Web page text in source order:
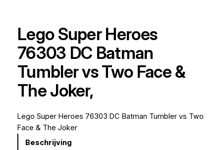
Lego Super Heroes
76303 DC Batman
Tumbler vs Two Face &
The Joker,
Lego Super Heroes 76303 DC Batman Tumbler vs Two
Face & The Joker
Beschrijving